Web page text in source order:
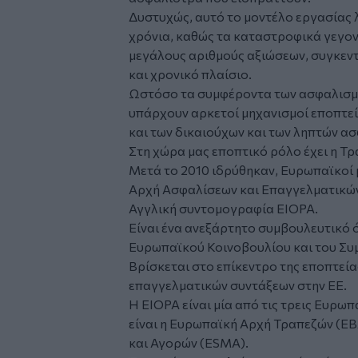
Δυστυχώς, αυτό το μοντέλο εργασίας
χρόνια, καθώς τα καταστροφικά
μεγάλους αριθμούς αξιώσεων,
και χρονικό πλαίσιο.
Ωστόσο τα συμφέροντα των
υπάρχουν αρκετοί μηχανισμοί
και των δικαιούχων και των ληπτών
Στη χώρα μας εποπτικό ρόλο έχει η
Μετά το 2010 ιδρύθηκαν,
Αρχή Ασφαλίσεων και
Αγγλική συντομογραφία EIOPA.
Είναι ένα ανεξάρτητο
Ευρωπαϊκού Κοινοβουλίου και του
Βρίσκεται στο επίκεντρο της
επαγγελματικών συντάξεων στην ΕΕ.
Η EIOPA είναι μία από τις τρεις
είναι η Ευρωπαϊκή Αρχή Τραπεζών
και Αγορών (ESMA).